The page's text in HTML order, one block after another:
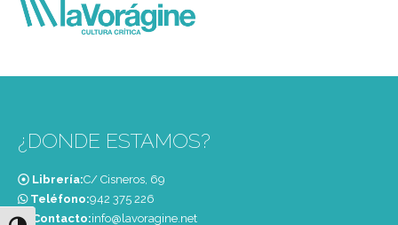
¿DONDE ESTAMOS?
Librería:C/ Cisneros, 69
Teléfono:‭942 375 226‬
Contacto:info@lavoragine.net